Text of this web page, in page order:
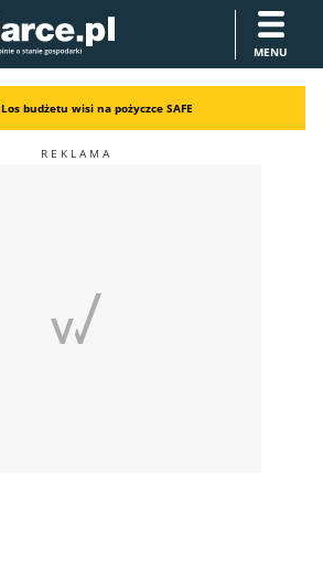
MENU
Los budżetu wisi na pożyczce SAFE